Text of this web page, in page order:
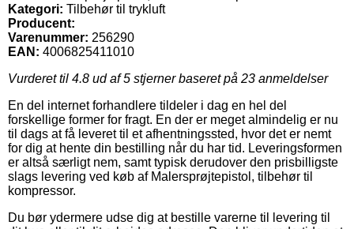
Kategori: Tilbehør til trykluft
Producent:
Varenummer: 256290
EAN: 4006825411010
Vurderet til 4.8 ud af 5 stjerner baseret på 23 anmeldelser
En del internet forhandlere tildeler i dag en hel del
forskellige former for fragt. En der er meget almindelig er nu
til dags at få leveret til et afhentningssted, hvor det er nemt
for dig at hente din bestilling når du har tid. Leveringsformen
er altså særligt nem, samt typisk derudover den prisbilligste
slags levering ved køb af Malersprøjtepistol, tilbehør til
kompressor.
Du bør ydermere udse dig at bestille varerne til levering til